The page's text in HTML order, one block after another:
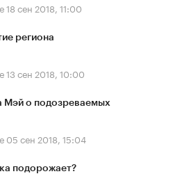
18 сен 2018, 11:00
региона
13 сен 2018, 10:00
Мэй о подозреваемых
05 сен 2018, 15:04
подорожает?